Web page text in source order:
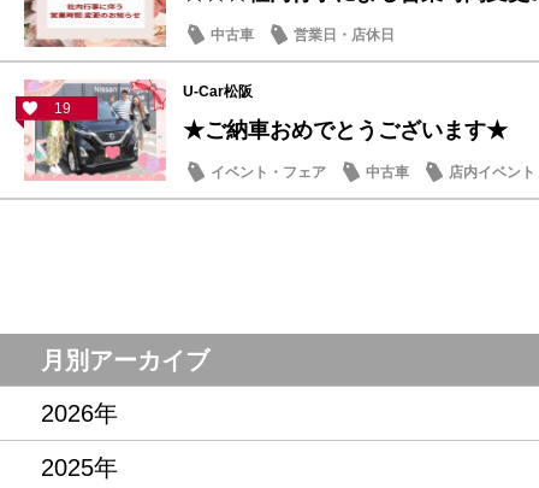
中古車 営業日・店休日
19
U-Car松阪
★ご納車おめでとうございます★
イベント・フェア 中古車 店内イベント
月別アーカイブ
2026年
2025年